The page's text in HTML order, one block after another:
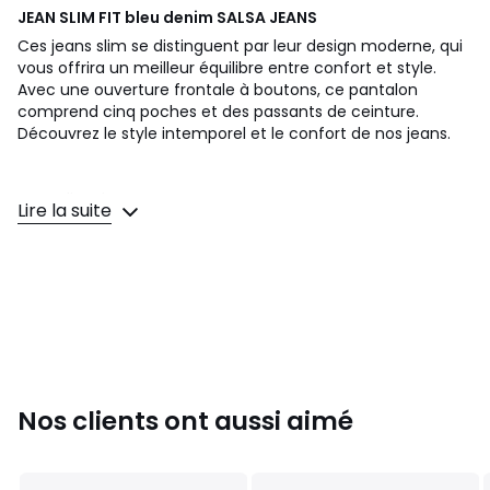
JEAN SLIM FIT bleu denim SALSA JEANS
Ces jeans slim se distinguent par leur design moderne, qui
vous offrira un meilleur équilibre entre confort et style.
Avec une ouverture frontale à boutons, ce pantalon
comprend cinq poches et des passants de ceinture.
Découvrez le style intemporel et le confort de nos jeans.
Jean slim Fit
Lire la suite
Nos clients ont aussi aimé